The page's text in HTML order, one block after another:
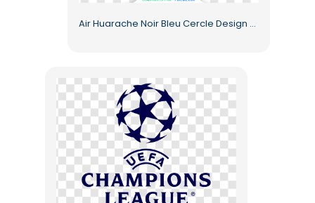
Air Huarache Noir Bleu Cercle Design PNG gratuit